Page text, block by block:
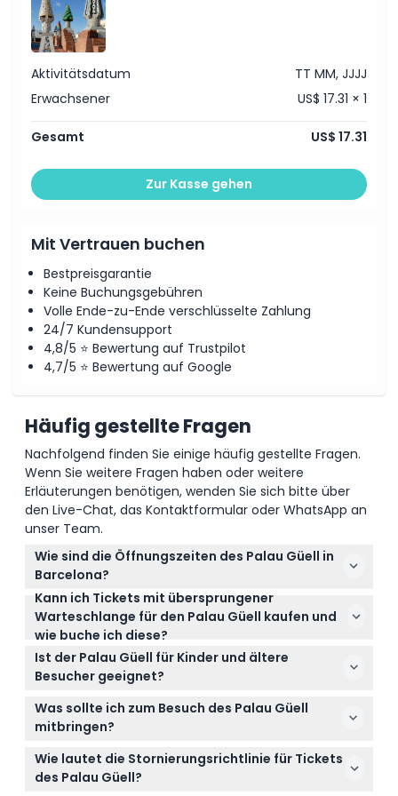
Dinge, die Sie wissen sollten
Ort
Stornierungsbedingungen
Aktivitätsdatum
TT MM, JJJJ
Erwachsener
US$ 17.31 × 1
Gesamt US$ 17.31
Zur Kasse gehen
Mit Vertrauen buchen
Bestpreisgarantie
Keine Buchungsgebühren
Volle Ende-zu-Ende verschlüsselte Zahlung
24/7 Kundensupport
4,8/5 ⭐ Bewertung auf Trustpilot
4,7/5 ⭐ Bewertung auf Google
Häufig gestellte Fragen
Nachfolgend finden Sie einige häufig gestellte Fragen.
Wenn Sie weitere Fragen haben oder weitere
Erläuterungen benötigen, wenden Sie sich bitte über
den Live-Chat, das Kontaktformular oder WhatsApp an
unser Team.
Wie sind die Öffnungszeiten des Palau Güell in
Barcelona?
Der Palau Güell ist von Dienstag bis Sonntag
geöffnet, von 10:00 bis 20:00 Uhr im Sommer (April
bis September) und von 10:00 bis 17:30 Uhr im
Winter (Oktober bis März), der letzte Einlass ist 1
Stunde vor Schließung. Montags ist er geschlossen
Feiertagen (25.-26. Dezember, 1. Januar und Ende
Januar) (änderbar – bitte zum Zeitpunkt der
Buchung bestätigen).
Kann ich Tickets mit übersprungener
Warteschlange für den Palau Güell kaufen und
wie buche ich diese?
Ja, Sie können Skip-the-Line-Tickets für den Palau
Güell direkt auf dieser Webseite über den Online-
Buchungsvorgang erwerben. So umgehen Sie
Warteschlangen und erhalten schnelleren Zugang
zum Palast.
Ist der Palau Güell für Kinder und ältere
Besucher geeignet?
Die Ticketkategorien umfassen hauptsächlich
Erwachsene und Senioren im Alter von 18 bis 99
Jahren; für Kinder kann ein anderes Ticket oder eine
Begleitung erforderlich sein, bitte prüfen Sie die
Einlassbestimmungen für Kinder bei der Buchung.
Was sollte ich zum Besuch des Palau Güell
mitbringen?
Bringen Sie eine ausgedruckte oder digitale Kopie
Ihrer Buchungsbestätigung mit, bequeme Schuhe
Wie lautet die Stornierungsrichtlinie für Tickets
des Palau Güell?